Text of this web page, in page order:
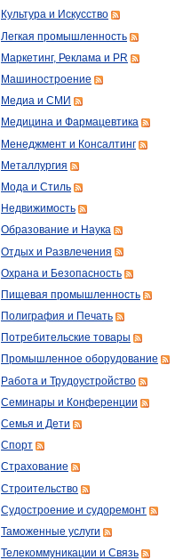
Культура и Искусство
Легкая промышленность
Маркетинг, Реклама и PR
Машиностроение
Медиа и СМИ
Медицина и Фармацевтика
Менеджмент и Консалтинг
Металлургия
Мода и Стиль
Недвижимость
Образование и Наука
Отдых и Развлечения
Охрана и Безопасность
Пищевая промышленность
Полиграфия и Печать
Потребительские товары
Промышленное оборудование
Работа и Трудоустройство
Семинары и Конференции
Семья и Дети
Спорт
Страхование
Строительство
Судостроение и судоремонт
Таможенные услуги
Телекоммуникации и Связь